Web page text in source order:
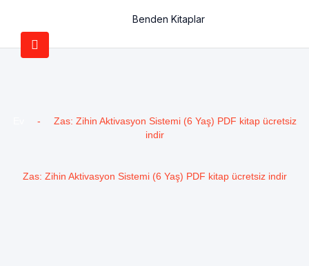
Benden Kitaplar
-
Zas: Zihin Aktivasyon Sistemi (6 Yaş) PDF kitap ücretsiz
indir
Zas: Zihin Aktivasyon Sistemi (6 Yaş) PDF kitap ücretsiz indir